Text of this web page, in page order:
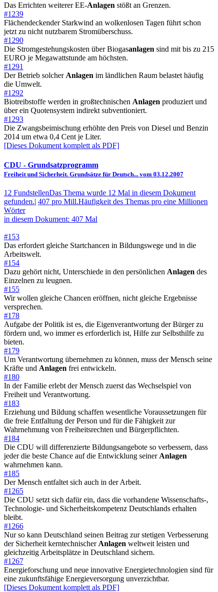
Das Errichten weiterer EE-Anlagen stößt an Grenzen.
#1239
Flächendeckender Starkwind an wolkenlosen Tagen führt schon
jetzt zu nicht nutzbarem Stromüberschuss.
#1290
Die Stromgestehungskosten über Biogasanlagen sind mit bis zu 215
EURO je Megawattstunde am höchsten.
#1291
Der Betrieb solcher Anlagen im ländlichen Raum belastet häufig
die Umwelt.
#1292
Biotreibstoffe werden in großtechnischen Anlagen produziert und
über ein Quotensystem indirekt subventioniert.
#1293
Die Zwangsbeimischung erhöhte den Preis von Diesel und Benzin
2014 um etwa 0,4 Cent je Liter.
[Dieses Dokument komplett als PDF]
CDU - Grundsatzprogramm
Freiheit und Sicherheit. Grundsätze für Deutsch... vom 03.12.2007
12 FundstellenDas Thema wurde 12 Mal in diesem Dokument
gefunden.| 407 pro Mill.Häufigkeit des Themas pro eine Millionen
Wörter
in diesem Dokument: 407 Mal
#153
Das erfordert gleiche Startchancen in Bildungswege und in die
Arbeitswelt.
#154
Dazu gehört nicht, Unterschiede in den persönlichen Anlagen des
Einzelnen zu leugnen.
#155
Wir wollen gleiche Chancen eröffnen, nicht gleiche Ergebnisse
versprechen.
#178
Aufgabe der Politik ist es, die Eigenverantwortung der Bürger zu
fördern und, wo immer es erforderlich ist, Hilfe zur Selbsthilfe zu
bieten.
#179
Um Verantwortung übernehmen zu können, muss der Mensch seine
Kräfte und Anlagen frei entwickeln.
#180
In der Familie erlebt der Mensch zuerst das Wechselspiel von
Freiheit und Verantwortung.
#183
Erziehung und Bildung schaffen wesentliche Voraussetzungen für
die freie Entfaltung der Person und für die Fähigkeit zur
Wahrnehmung von Freiheitsrechten und Bürgerpflichten.
#184
Die CDU will differenzierte Bildungsangebote so verbessern, dass
jeder die beste Chance auf die Entwicklung seiner Anlagen
wahrnehmen kann.
#185
Der Mensch entfaltet sich auch in der Arbeit.
#1265
Die CDU setzt sich dafür ein, dass die vorhandene Wissenschafts-,
Technologie- und Sicherheitskompetenz Deutschlands erhalten
bleibt.
#1266
Nur so kann Deutschland seinen Beitrag zur stetigen Verbesserung
der Sicherheit kerntechnischer Anlagen weltweit leisten und
gleichzeitig Arbeitsplätze in Deutschland sichern.
#1267
Energieforschung und neue innovative Energietechnologien sind für
eine zukunftsfähige Energieversorgung unverzichtbar.
[Dieses Dokument komplett als PDF]